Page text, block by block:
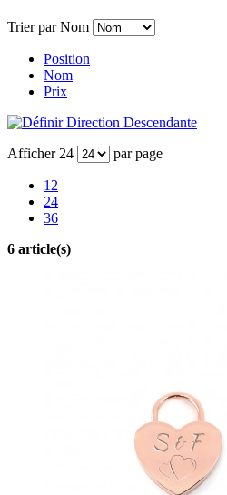
Trier par Nom
Position
Nom
Prix
Afficher 24 par page
12
24
36
6 article(s)